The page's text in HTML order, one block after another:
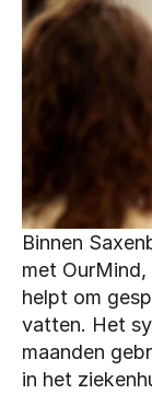
Binnen
met
helpt om
vatten. Het
maanden
in het